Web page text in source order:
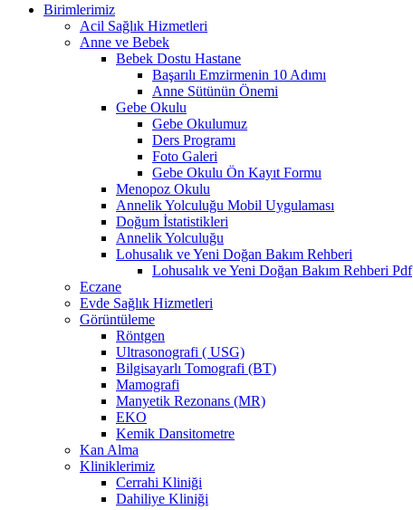
Birimlerimiz
Acil Sağlık Hizmetleri
Anne ve Bebek
Bebek Dostu Hastane
Başarılı Emzirmenin 10 Adımı
Anne Sütünün Önemi
Gebe Okulu
Gebe Okulumuz
Ders Programı
Foto Galeri
Gebe Okulu Ön Kayıt Formu
Menopoz Okulu
Annelik Yolculuğu Mobil Uygulaması
Doğum İstatistikleri
Annelik Yolculuğu
Lohusalık ve Yeni Doğan Bakım Rehberi
Lohusalık ve Yeni Doğan Bakım Rehberi Pdf
Eczane
Evde Sağlık Hizmetleri
Görüntüleme
Röntgen
Ultrasonografi ( USG)
Bilgisayarlı Tomografi (BT)
Mamografi
Manyetik Rezonans (MR)
EKO
Kemik Dansitometre
Kan Alma
Kliniklerimiz
Cerrahi Kliniği
Dahiliye Kliniği